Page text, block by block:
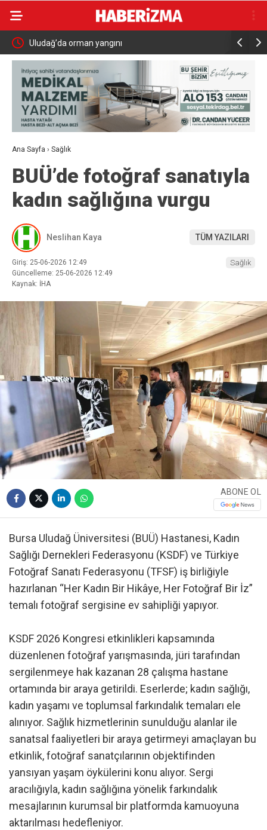
MHP Kula İlçe Başkanı Hüseyin Sönmez oldu
Ana Sayfa › Sağlık
BUÜ’de fotoğraf sanatıyla
kadın sağlığına vurgu
Neslihan Kaya TÜM YAZILARI
Giriş: 25-06-2026 12:49
Güncelleme: 25-06-2026 12:49
Kaynak: İHA
Sağlık
ABONE OL
Bursa Uludağ Üniversitesi (BUÜ) Hastanesi, Kadın
Sağlığı Dernekleri Federasyonu (KSDF) ve Türkiye
Fotoğraf Sanatı Federasyonu (TFSF) iş birliğiyle
hazırlanan “Her Kadın Bir Hikâye, Her Fotoğraf Bir İz”
temalı fotoğraf sergisine ev sahipliği yapıyor.
KSDF 2026 Kongresi etkinlikleri kapsamında
düzenlenen fotoğraf yarışmasında, jüri tarafından
sergilenmeye hak kazanan 28 çalışma hastane
ortamında bir araya getirildi. Eserlerde; kadın sağlığı,
kadın yaşamı ve toplumsal farkındalık temaları ele
alınıyor. Sağlık hizmetlerinin sunulduğu alanlar ile
sanatsal faaliyetleri bir araya getirmeyi amaçlayan bu
etkinlik, fotoğraf sanatçılarının objektifinden
yansıyan yaşam öykülerini konu alıyor. Sergi
aracılığıyla, kadın sağlığına yönelik farkındalık
mesajlarının kurumsal bir platformda kamuoyuna
aktarılması hedefleniyor.